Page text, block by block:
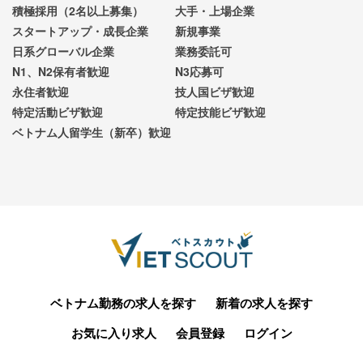
積極採用（2名以上募集）
大手・上場企業
スタートアップ・成長企業
新規事業
日系グローバル企業
業務委託可
N1、N2保有者歓迎
N3応募可
永住者歓迎
技人国ビザ歓迎
特定活動ビザ歓迎
特定技能ビザ歓迎
ベトナム人留学生（新卒）歓迎
ベトナム勤務の求人を探す
新着の求人を探す
お気に入り求人
会員登録 ログイン